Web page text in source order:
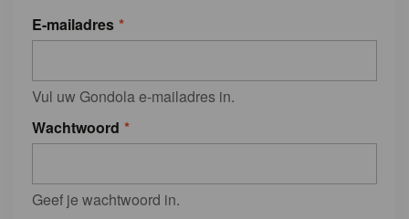
E-mailadres
Vul uw Gondola e-mailadres in.
Wachtwoord
Geef je wachtwoord in.